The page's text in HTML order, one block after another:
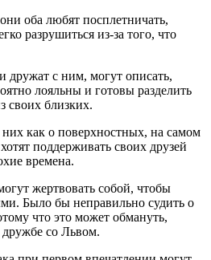
оба любят посплетничать,
разрушиться из-за того, что
дружат с ним, могут описать,
лояльны и готовы разделить
своих близких.
как о поверхностных, на самом
поддерживать своих друзей
времена.
жертвовать собой, чтобы
Было бы неправильно судить о
что это может обмануть,
дружбе со Львом.